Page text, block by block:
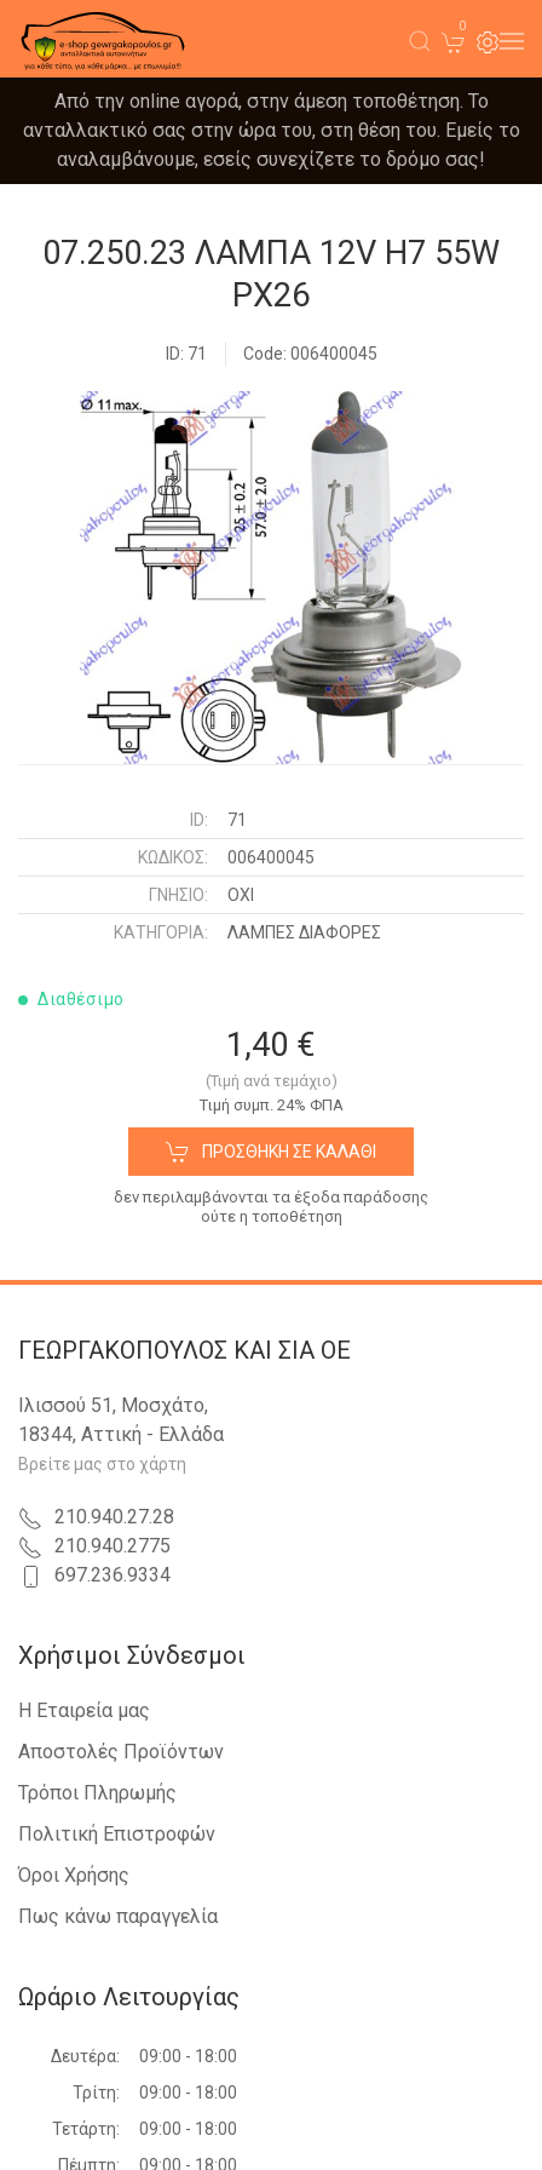
0
Από την online αγορά, στην άμεση τοποθέτηση. Το
ανταλλακτικό σας στην ώρα του, στη θέση του. Εμείς το
αναλαμβάνουμε, εσείς συνεχίζετε το δρόμο σας!
07.250.23 ΛΑΜΠΑ 12V H7 55W
PX26
ID: 71 Code: 006400045
ID:
71
ΚΩΔΙΚΌΣ:
006400045
ΓΝΉΣΙΟ:
ΟΧΙ
ΚΑΤΗΓΟΡΊΑ:
ΛΑΜΠΕΣ ΔΙΑΦΟΡΕΣ
Διαθέσιμο
1,40 €
(Τιμή ανά τεμάχιο)
Tιμή συμπ. 24% ΦΠΑ
ΠΡΟΣΘΉΚΗ ΣΕ ΚΑΛΆΘΙ
δεν περιλαμβάνονται τα έξοδα παράδοσης
ούτε η τοποθέτηση
ΓΕΩΡΓΑΚΟΠΟΥΛΟΣ KAI ΣΙΑ OE
Ιλισσού 51, Μοσχάτο,
18344, Αττική - Ελλάδα
Βρείτε μας στο χάρτη
210.940.27.28
210.940.2775
697.236.9334
Χρήσιμοι Σύνδεσμοι
Η Εταιρεία μας
Αποστολές Προϊόντων
Τρόποι Πληρωμής
Πολιτική Επιστροφών
Όροι Χρήσης
Πως κάνω παραγγελία
Ωράριο Λειτουργίας
Δευτέρα:
09:00 - 18:00
Τρίτη:
09:00 - 18:00
Τετάρτη:
09:00 - 18:00
Πέμπτη:
09:00 - 18:00